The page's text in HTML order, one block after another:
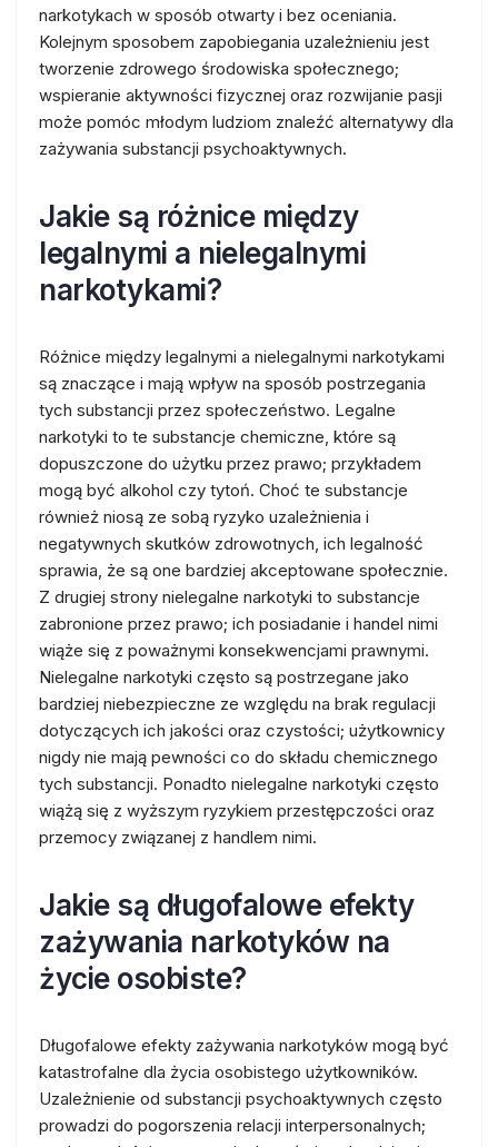
narkotykach w sposób otwarty i bez oceniania.
Kolejnym sposobem zapobiegania uzależnieniu jest
tworzenie zdrowego środowiska społecznego;
wspieranie aktywności fizycznej oraz rozwijanie pasji
może pomóc młodym ludziom znaleźć alternatywy dla
zażywania substancji psychoaktywnych.
Jakie są różnice między
legalnymi a nielegalnymi
narkotykami?
Różnice między legalnymi a nielegalnymi narkotykami
są znaczące i mają wpływ na sposób postrzegania
tych substancji przez społeczeństwo. Legalne
narkotyki to te substancje chemiczne, które są
dopuszczone do użytku przez prawo; przykładem
mogą być alkohol czy tytoń. Choć te substancje
również niosą ze sobą ryzyko uzależnienia i
negatywnych skutków zdrowotnych, ich legalność
sprawia, że są one bardziej akceptowane społecznie.
Z drugiej strony nielegalne narkotyki to substancje
zabronione przez prawo; ich posiadanie i handel nimi
wiąże się z poważnymi konsekwencjami prawnymi.
Nielegalne narkotyki często są postrzegane jako
bardziej niebezpieczne ze względu na brak regulacji
dotyczących ich jakości oraz czystości; użytkownicy
nigdy nie mają pewności co do składu chemicznego
tych substancji. Ponadto nielegalne narkotyki często
wiążą się z wyższym ryzykiem przestępczości oraz
przemocy związanej z handlem nimi.
Jakie są długofalowe efekty
zażywania narkotyków na
życie osobiste?
Długofalowe efekty zażywania narkotyków mogą być
katastrofalne dla życia osobistego użytkowników.
Uzależnienie od substancji psychoaktywnych często
prowadzi do pogorszenia relacji interpersonalnych;